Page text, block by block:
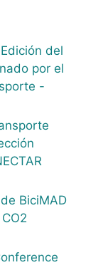
del
por el
-
BiciMAD